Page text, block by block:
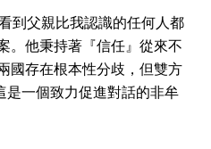
到父親比我認識的任何人都
。他秉持著『信任』從來不
國存在根本性分歧，但雙方
一個致力促進對話的非牟